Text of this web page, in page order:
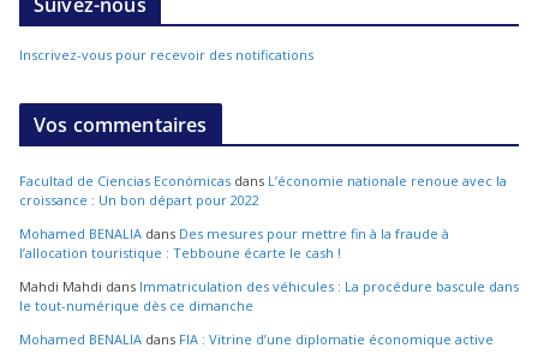
Inscrivez-vous pour recevoir des notifications
Vos commentaires
Facultad de Ciencias Económicas dans L’économie nationale renoue avec la
croissance : Un bon départ pour 2022
Mohamed BENALIA dans Des mesures pour mettre fin à la fraude à
l’allocation touristique : Tebboune écarte le cash !
Mahdi Mahdi dans Immatriculation des véhicules : La procédure bascule dans
le tout-numérique dès ce dimanche
Mohamed BENALIA dans FIA : Vitrine d’une diplomatie économique active